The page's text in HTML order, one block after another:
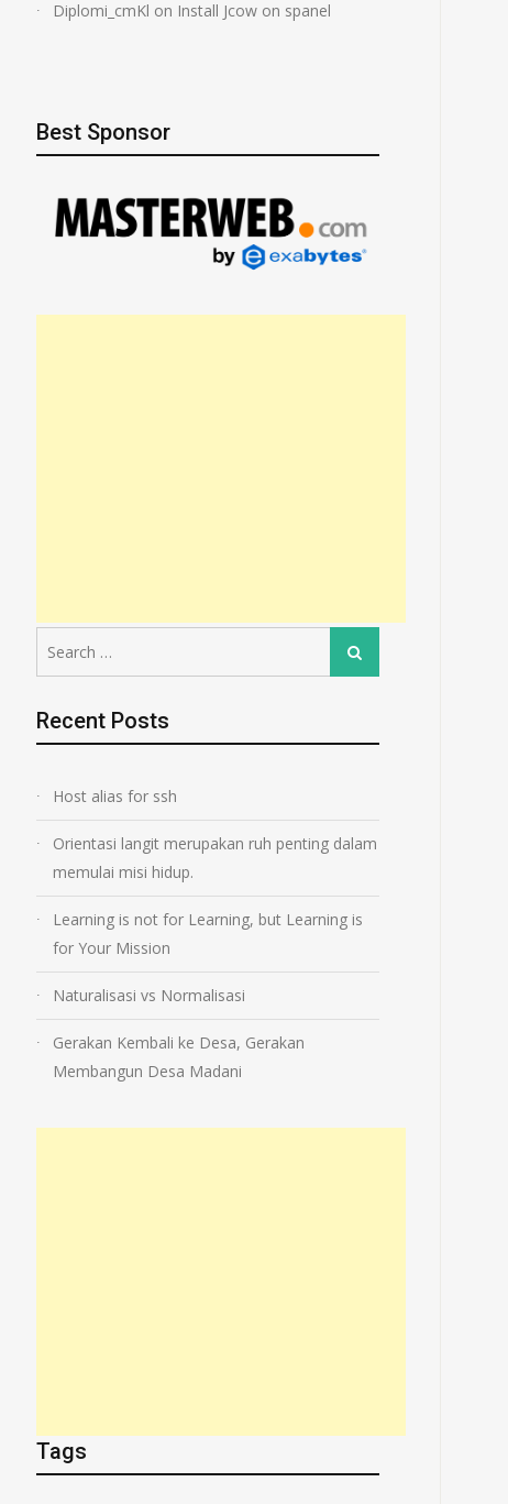
Diplomi_cmKl on Install Jcow on spanel
Best Sponsor
for:
Search
Recent Posts
Host alias for ssh
Orientasi langit merupakan ruh penting dalam
memulai misi hidup.
Learning is not for Learning, but Learning is
for Your Mission
Naturalisasi vs Normalisasi
Gerakan Kembali ke Desa, Gerakan
Membangun Desa Madani
Tags